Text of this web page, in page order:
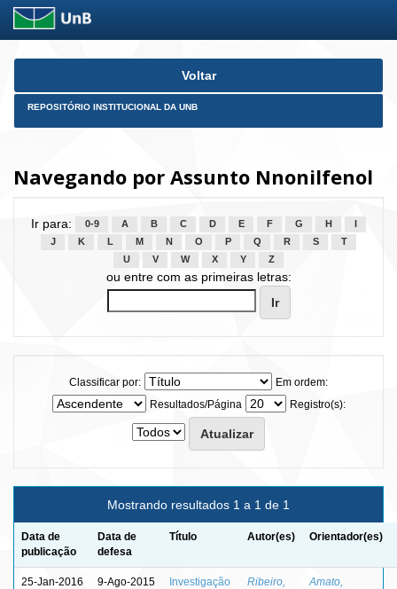
Skip
Voltar
REPOSITÓRIO INSTITUCIONAL DA UNB
Navegando por Assunto Nnonilfenol
Ir para: 0-9 A B C D E F G H
J
K L M N O P Q R S
T
U
V W X Y Z
ou entre com as primeiras letras:
Classificar por:
Em ordem:
Resultados/Página
Registro(s):
Mostrando resultados 1 a 1 de 1
Data de
publicação
Data de
defesa
Título Autor(es) Orientador(es)
25-Jan-2016 9-Ago-2015
Investigação
Ribeiro,
Amato,